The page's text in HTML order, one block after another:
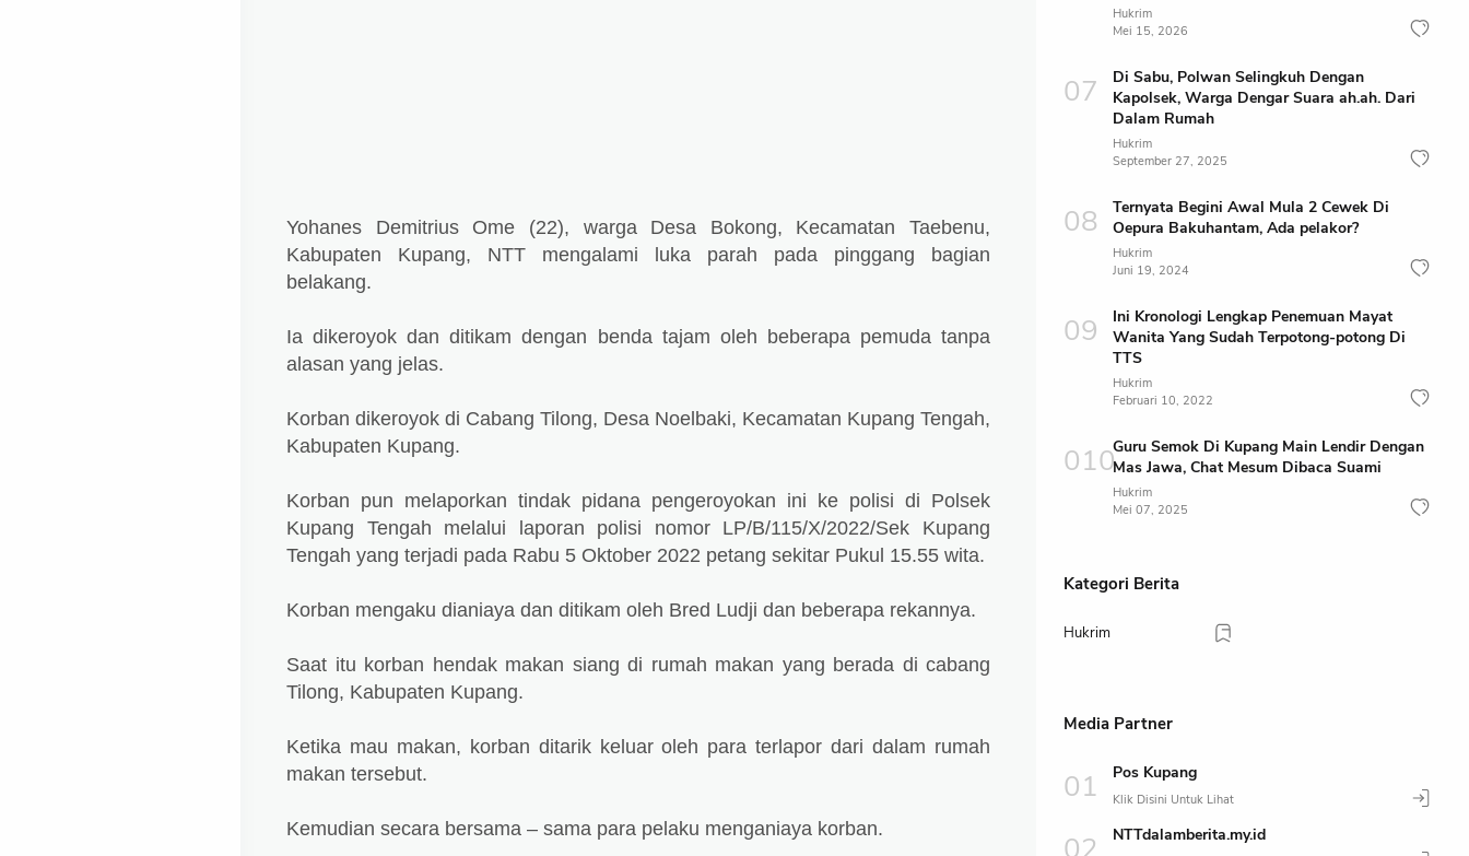
Yohanes Demitrius Ome (22), warga Desa Bokong, Kecamatan Taebenu,
Kabupaten Kupang, NTT mengalami luka parah pada pinggang bagian
belakang.
Ia dikeroyok dan ditikam dengan benda tajam oleh beberapa pemuda tanpa
alasan yang jelas.
Korban dikeroyok di Cabang Tilong, Desa Noelbaki, Kecamatan Kupang Tengah,
Kabupaten Kupang.
Korban pun melaporkan tindak pidana pengeroyokan ini ke polisi di Polsek
Kupang Tengah melalui laporan polisi nomor LP/B/115/X/2022/Sek Kupang
Tengah yang terjadi pada Rabu 5 Oktober 2022 petang sekitar Pukul 15.55 wita.
Korban mengaku dianiaya dan ditikam oleh Bred Ludji dan beberapa rekannya.
Saat itu korban hendak makan siang di rumah makan yang berada di cabang
Tilong, Kabupaten Kupang.
Ketika mau makan, korban ditarik keluar oleh para terlapor dari dalam rumah
makan tersebut.
Kemudian secara bersama – sama para pelaku menganiaya korban.
Hukrim
Mei 15, 2026
Di Sabu, Polwan Selingkuh Dengan
Kapolsek, Warga Dengar Suara ah.ah. Dari
Dalam Rumah
Hukrim
September 27, 2025
Ternyata Begini Awal Mula 2 Cewek Di
Oepura Bakuhantam, Ada pelakor?
Hukrim
Juni 19, 2024
Ini Kronologi Lengkap Penemuan Mayat
Wanita Yang Sudah Terpotong-potong Di
TTS
Hukrim
Februari 10, 2022
Guru Semok Di Kupang Main Lendir Dengan
Mas Jawa, Chat Mesum Dibaca Suami
Hukrim
Mei 07, 2025
Kategori Berita
Hukrim
Media Partner
Pos Kupang
NTTdalamberita.my.id